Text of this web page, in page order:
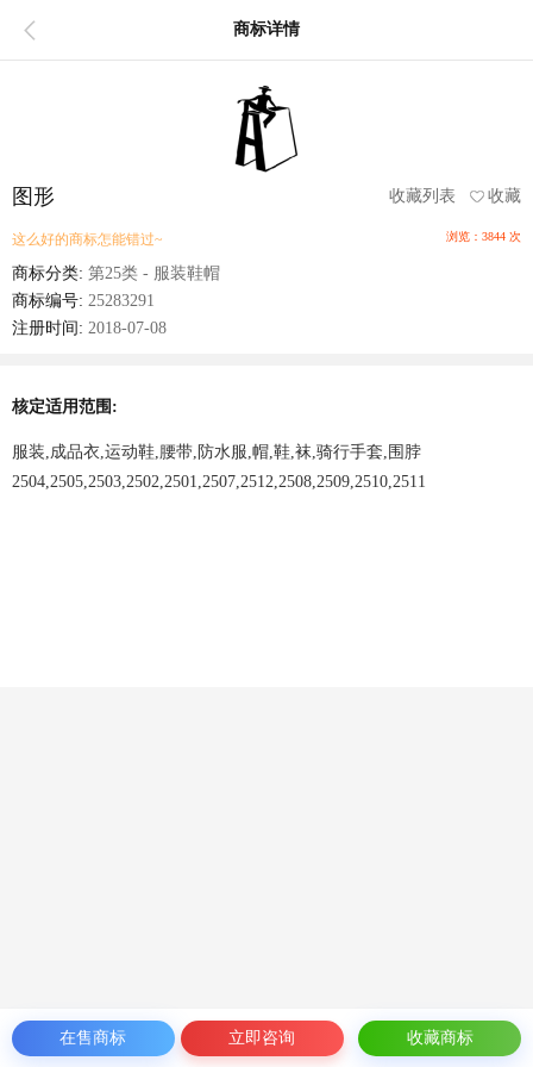
商标详情
收藏
收藏列表
图形
浏览：3844 次
这么好的商标怎能错过~
商标分类: 第25类 - 服装鞋帽
商标编号: 25283291
注册时间: 2018-07-08
核定适用范围:
服装,成品衣,运动鞋,腰带,防水服,帽,鞋,袜,骑行手套,围脖
2504,2505,2503,2502,2501,2507,2512,2508,2509,2510,2511
立即咨询
在售商标 收藏商标